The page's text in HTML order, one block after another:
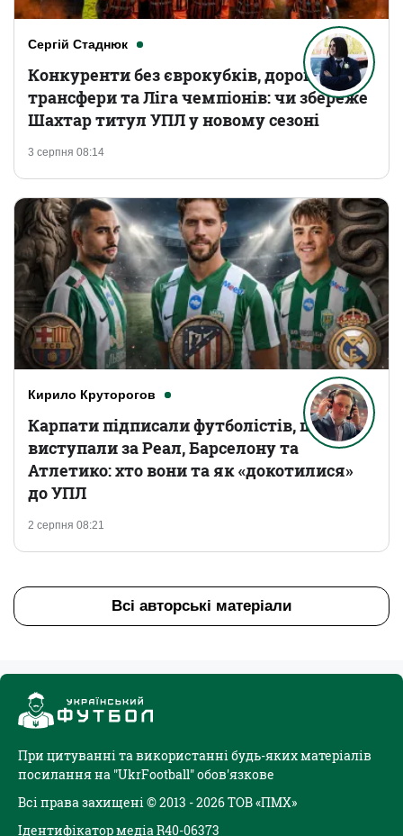
Сергій Стаднюк
3 серпня 08:14
Конкуренти без єврокубків, дорогі
трансфери та Ліга чемпіонів: чи збереже
Шахтар титул УПЛ у новому сезоні
Кирило Круторогов
2 серпня 08:21
Карпати підписали футболістів, що
виступали за Реал, Барселону та
Атлетико: хто вони та як «докотилися»
до УПЛ
Всі авторські матеріали
При цитуванні та використанні будь-яких матеріалів
посилання на "UkrFootball" обов'язкове
Всі права захищені © 2013 - 2026 ТОВ «ПМХ»
Ідентифікатор медіа R40-06373